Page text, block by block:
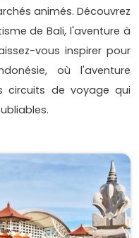
animés. Découvrez
de Bali, l'aventure à
vous inspirer pour
où l'aventure
circuits de voyage qui